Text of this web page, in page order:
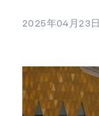
2025年04月23日